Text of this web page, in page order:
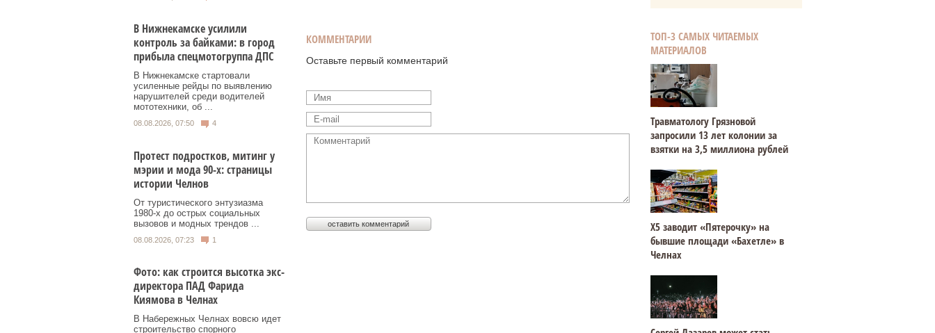
В Нижнекамске усилили
контроль за байками: в город
прибыла спецмотогруппа ДПС
В Нижнекамске стартовали
усиленные рейды по выявлению
нарушителей среди водителей
мототехники, об ...
08.08.2026, 07:50 4
Протест подростков, митинг у
мэрии и мода 90-х: страницы
истории Челнов
От туристического энтузиазма
1980‑х до острых социальных
вызовов и модных трендов ...
08.08.2026, 07:23 1
Фото: как строится высотка экс-
директора ПАД Фарида
Киямова в Челнах
В Набережных Челнах вовсю идет
строительство спорного
КОММЕНТАРИИ
Оставьте первый комментарий
ТОП-3 САМЫХ ЧИТАЕМЫХ
МАТЕРИАЛОВ
Травматологу Грязновой
запросили 13 лет колонии за
взятки на 3,5 миллиона рублей
Х5 заводит «Пятерочку» на
бывшие площади «Бахетле» в
Челнах